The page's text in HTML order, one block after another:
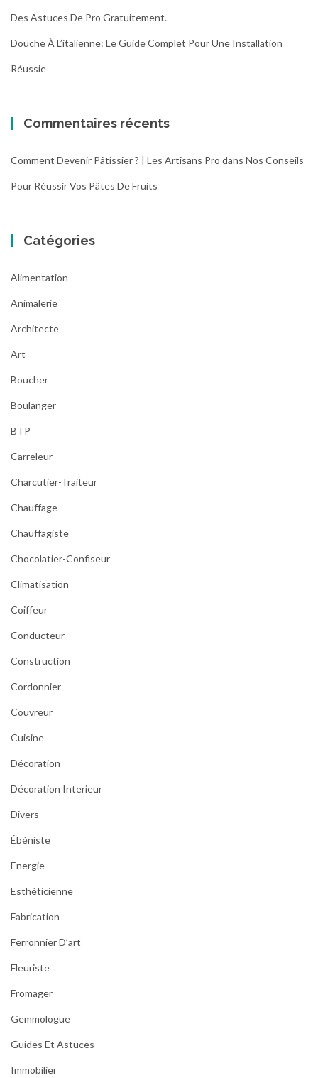
Des Astuces De Pro Gratuitement.
Douche À L’italienne: Le Guide Complet Pour Une Installation
Réussie
Commentaires récents
Comment Devenir Pâtissier ? | Les Artisans Pro dans Nos Conseils
Pour Réussir Vos Pâtes De Fruits
Catégories
Alimentation
Animalerie
Architecte
Art
Boucher
Boulanger
BTP
Carreleur
Charcutier-Traiteur
Chauffage
Chauffagiste
Chocolatier-Confiseur
Climatisation
Coiffeur
Conducteur
Construction
Cordonnier
Couvreur
Cuisine
Décoration
Décoration Interieur
Divers
Ébéniste
Energie
Esthéticienne
Fabrication
Ferronnier D’art
Fleuriste
Fromager
Gemmologue
Guides Et Astuces
Immobilier